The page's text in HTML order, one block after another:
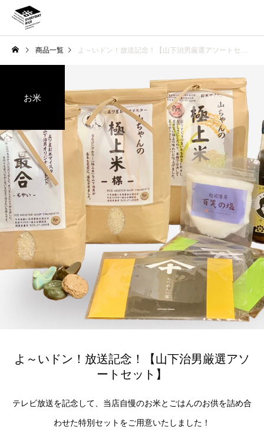
商品一覧 よ～いドン！放送記念！【山下治男厳選アソートセット】
お米
よ～いドン！放送記念！【山下治男厳選アソ
ートセット】
テレビ放送を記念して、当店自慢のお米とごはんのお供を詰め合
わせた特別セットをご用意いたしました！